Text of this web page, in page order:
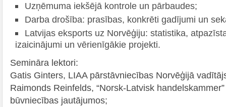
Uzņēmuma iekšējā kontrole un pārbaudes;
Darba drošība: prasības, konkrēti gadījumi un
Latvijas eksports uz Norvēģiju: statistika,
izaicinājumi un vērienīgākie projekti.
Semināra lektori:
Gatis Ginters, LIAA pārstāvniecības Norvēģijā
Raimonds Reinfelds, “Norsk-Latvisk
būvniecības jautājumos;